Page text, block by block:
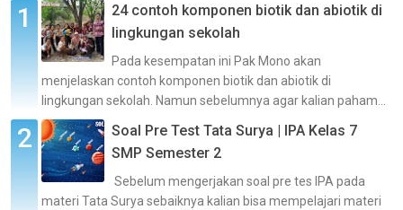
24 contoh komponen biotik dan abiotik di
lingkungan sekolah
Pada kesempatan ini Pak Mono akan
menjelaskan contoh komponen biotik dan abiotik di
lingkungan sekolah. Namun sebelumnya agar kalian paham...
Soal Pre Test Tata Surya | IPA Kelas 7
SMP Semester 2
Sebelum mengerjakan soal pre tes IPA pada
materi Tata Surya sebaiknya kalian bisa mempelajari materi